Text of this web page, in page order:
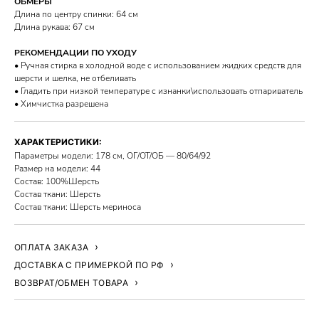
Длина по центру спинки: 64 см
Длина рукава: 67 см
РЕКОМЕНДАЦИИ ПО УХОДУ
• Ручная стирка в холодной воде с использованием жидких средств для
шерсти и шелка, не отбеливать
• Гладить при низкой температуре с изнанки\использовать отпариватель
• Химчистка разрешена
ХАРАКТЕРИСТИКИ:
Параметры модели: 178 см, ОГ/ОТ/ОБ — 80/64/92
Размер на модели: 44
Состав: 100%Шерсть
Состав ткани: Шерсть
Состав ткани: Шерсть мериноса
ОПЛАТА ЗАКАЗА
ДОСТАВКА С ПРИМЕРКОЙ ПО РФ
ВОЗВРАТ/ОБМЕН ТОВАРА